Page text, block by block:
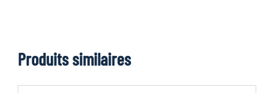
Produits similaires